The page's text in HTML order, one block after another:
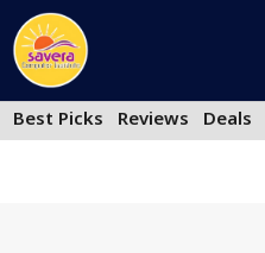
Skip
to
content
Best Picks
Reviews Deals